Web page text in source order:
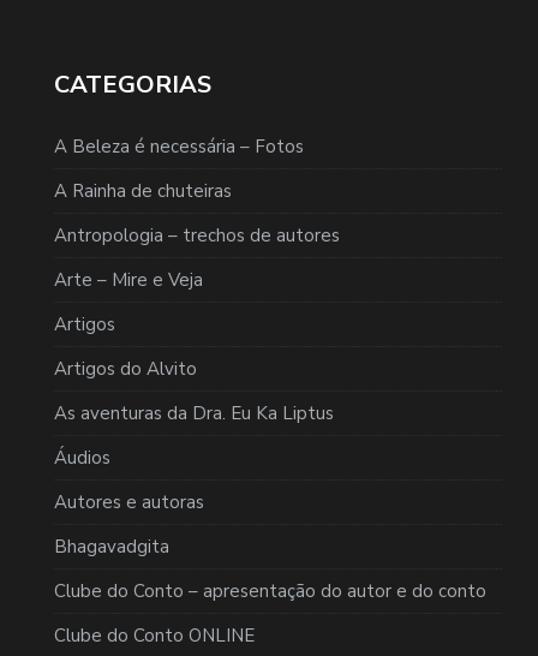
CATEGORIAS
A Beleza é necessária – Fotos
A Rainha de chuteiras
Antropologia – trechos de autores
Arte – Mire e Veja
Artigos
Artigos do Alvito
As aventuras da Dra. Eu Ka Liptus
Áudios
Autores e autoras
Bhagavadgita
Clube do Conto – apresentação do autor e do conto
Clube do Conto ONLINE